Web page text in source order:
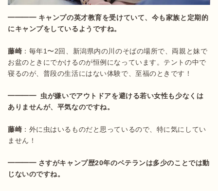
━━━━ キャンプの英才教育を受けていて、今も家族と定期的
にキャンプをしているようですね。
藤崎 ：毎年1〜2回、新潟県内の川のそばの場所で、両親と妹で
お盆のときにでかけるのが恒例になっています。テントの中で
寝るのが、普段の生活にはない体験で、至福のときです！
━━━━  虫が嫌いでアウトドアを避ける若い女性も少なくは
藤崎 ：外に虫はいるものだと思っているので、特に気にしてい
ません！
━━━━ さすがキャンプ歴20年のベテランは多少のことでは動
じないのですね。